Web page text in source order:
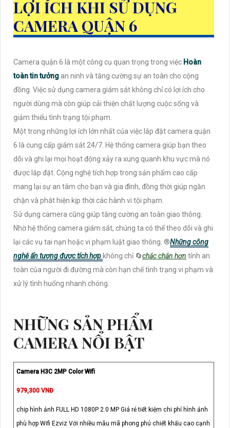
LỢI ÍCH KHI SỬ DỤNG
CAMERA QUẬN 6
Camera quận 6 là một công cụ quan trọng trong việc Hoàn
toàn tin tưởng an ninh và tăng cường sự an toàn cho cộng
đồng. Việc sử dụng camera giám sát không chỉ có lợi ích cho
người dùng mà còn giúp cải thiện chất lượng cuộc sống và
giảm thiểu tình trạng tội phạm.
Một trong những lợi ích lớn nhất của việc lắp đặt camera quận
6 là cung cấp giám sát 24/7. Hệ thống camera giúp bạn theo
dõi và ghi lại mọi hoạt động xảy ra xung quanh khu vực mà nó
được lắp đặt. Cộng nghệ tích hợp trong sản phẩm cao cấp
mang lại sự an tâm cho bạn và gia đình, đồng thời giúp ngăn
chặn và phát hiện kịp thời các hành vi tội phạm.
Sử dụng camera cũng giúp tăng cường an toàn giao thông.
Nhờ hệ thống camera giám sát, chúng ta có thể theo dõi và ghi
lại các vụ tai nạn hoặc vi phạm luật giao thông. ®️Những công
nghệ ấn tượng được tích hợp không chỉ 🔄chắc chắn hơn tính an
toàn của người đi đường mà còn hạn chế tình trạng vi phạm và
xử lý tình huống nhanh chóng.
NHỮNG SẢN PHẨM
CAMERA NỔI BẬT
Camera H3C 2MP Color Wifi
979,300 VNĐ
chip hình ảnh FULL HD 1080P 2.0 MP Giá rẻ tiết kiệm chi phí hình ảnh
phù hợp Wifi Ezviz Với nhiều mẫu mã phong phú chiết khấu cao cạnh